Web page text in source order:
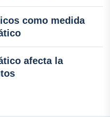
como medida
afecta la